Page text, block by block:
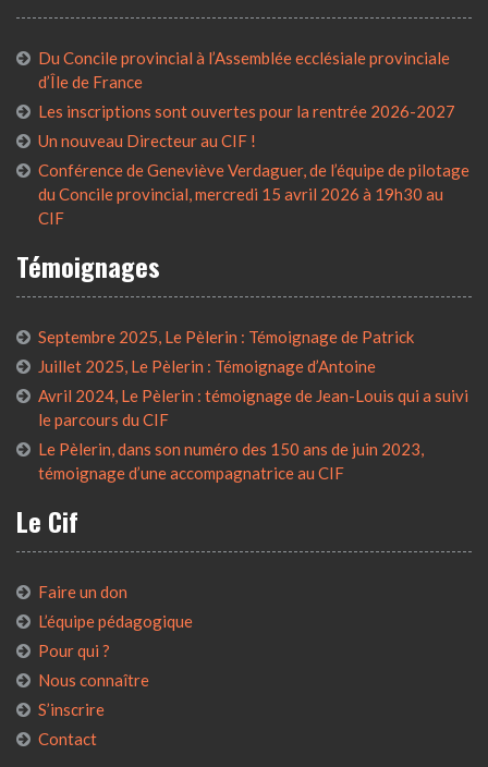
Du Concile provincial à l’Assemblée ecclésiale provinciale
d’Île de France
Les inscriptions sont ouvertes pour la rentrée 2026-2027
Un nouveau Directeur au CIF !
Conférence de Geneviève Verdaguer, de l’équipe de pilotage
du Concile provincial, mercredi 15 avril 2026 à 19h30 au
CIF
Témoignages
Septembre 2025, Le Pèlerin : Témoignage de Patrick
Juillet 2025, Le Pèlerin : Témoignage d’Antoine
Avril 2024, Le Pèlerin : témoignage de Jean-Louis qui a suivi
le parcours du CIF
Le Pèlerin, dans son numéro des 150 ans de juin 2023,
témoignage d’une accompagnatrice au CIF
Le Cif
Faire un don
L’équipe pédagogique
Pour qui ?
Nous connaître
S’inscrire
Contact